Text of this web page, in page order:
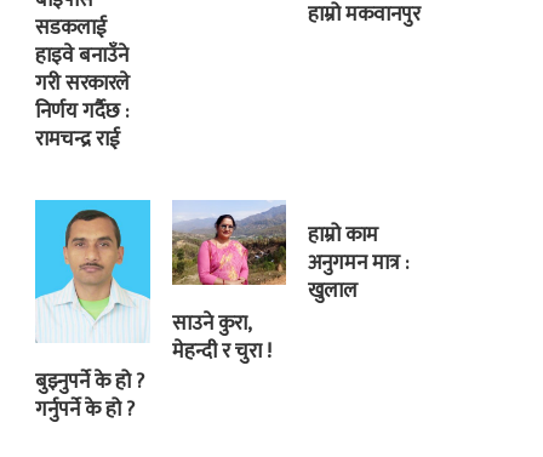
सडकलाई
हाइवे बनाउँने
गरी सरकारले
निर्णय गर्दैछ :
रामचन्द्र राई
हाम्रो मकवानपुर
बुझ्नुपर्ने के हो ?
गर्नुपर्ने के हो ?
साउने कुरा,
मेहन्दी र चुरा !
हाम्रो काम
अनुगमन मात्र :
खुलाल